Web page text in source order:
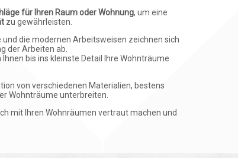
für Ihren Raum oder Wohnung, um eine
zu gewährleisten.
die modernen Arbeitsweisen zeichnen sich
der Arbeiten ab.
bis ins kleinste Detail Ihre Wohnträume
von verschiedenen Materialien, bestens
Wohnträume unterbreiten.
mit Ihren Wohnräumen vertraut machen und